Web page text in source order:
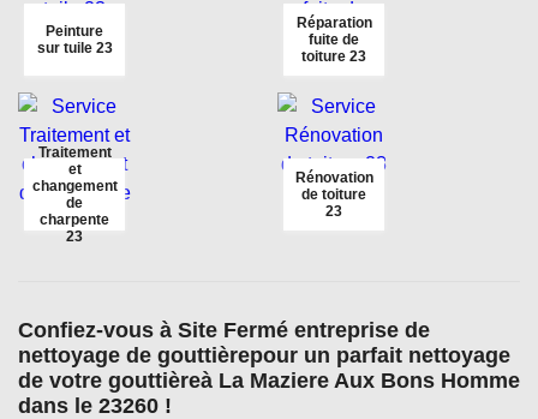
Peinture
sur tuile 23
Réparation
fuite de
toiture 23
Traitement
et
changement
de
charpente
23
Rénovation
de toiture
23
Confiez-vous à Site Fermé entreprise de
nettoyage de gouttièrepour un parfait nettoyage
de votre gouttièreà La Maziere Aux Bons Homme
dans le 23260 !